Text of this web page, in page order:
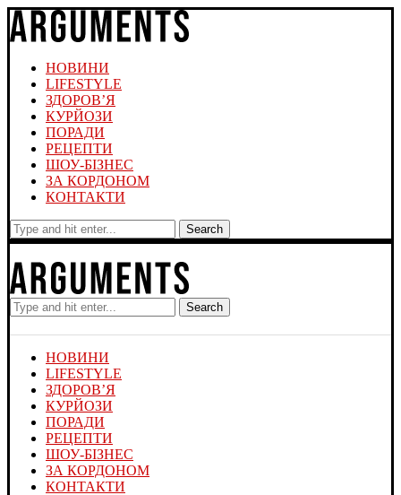
НОВИНИ
LIFESTYLE
ЗДОРОВ’Я
КУРЙОЗИ
ПОРАДИ
РЕЦЕПТИ
ШОУ-БІЗНЕС
ЗА КОРДОНОМ
КОНТАКТИ
Search
Search
НОВИНИ
LIFESTYLE
ЗДОРОВ’Я
КУРЙОЗИ
ПОРАДИ
РЕЦЕПТИ
ШОУ-БІЗНЕС
ЗА КОРДОНОМ
КОНТАКТИ